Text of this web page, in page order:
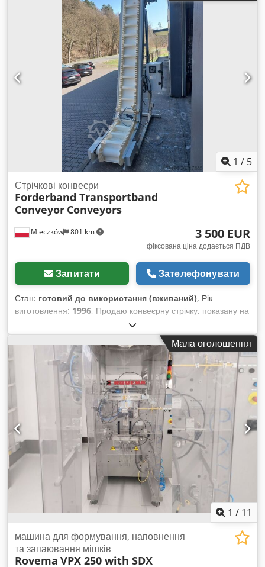
1 / 5
Mleczków 801 km
Стрічкові конвеєри
Forderband Transportband
Conveyor Conveyors
3 500 EUR
фіксована ціна додається ПДВ
Запитати Зателефонувати
Стан: готовий до використання (вживаний), Рік
виготовлення: 1996, Продаю конвеєрну стрічку, показану на
фотографіях. Запрошую до контакту. Chsdpfx Anoxlaa
Seiea
Мала оголошення
1 / 11
машина для формування, наповнення
та запаювання мішків
Rovema VPX 250 with SDX